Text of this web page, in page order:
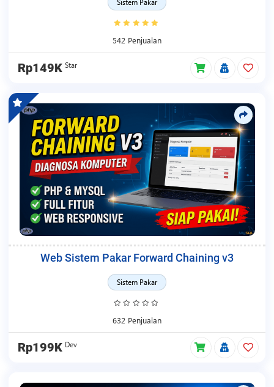
Sistem Pakar
542 Penjualan
Rp149K Star
Web Sistem Pakar Forward Chaining v3
Sistem Pakar
632 Penjualan
Rp199K Dev